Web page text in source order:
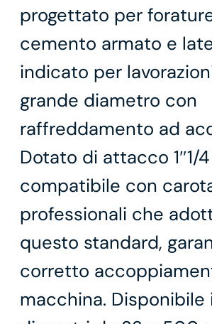
progettato per
cemento armato e
indicato per
grande diametro con
raffreddamento ad
Dotato di attacco 1″1/4
compatibile con
professionali che
questo standard,
corretto
macchina. Disponibile